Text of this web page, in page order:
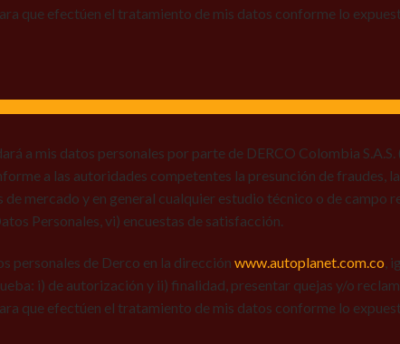
que efectúen el tratamiento de mis datos conforme lo
a mis datos personales por parte de DERCO Colombia
a las autoridades competentes la presunción de
mercado y en general cualquier estudio técnico o de
Personales, vi) encuestas de satisfacción.
personales de Derco en la dirección www.autoplanet.com.co ,
i) de autorización y ii) finalidad, presentar quejas y/o
que efectúen el tratamiento de mis datos conforme lo